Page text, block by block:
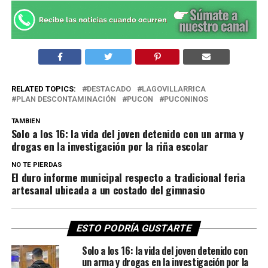
RELATED TOPICS: DESTACADO
LAGOVILLARRICA
PLAN DESCONTAMINACIÓN
PUCON PUCONINOS
TAMBIEN
Solo a los 16: la vida del joven detenido con un arma y
drogas en la investigación por la riña escolar
NO TE PIERDAS
El duro informe municipal respecto a tradicional feria
artesanal ubicada a un costado del gimnasio
ESTO PODRÍA GUSTARTE
Solo a los 16: la vida del joven detenido con
un arma y drogas en la investigación por la